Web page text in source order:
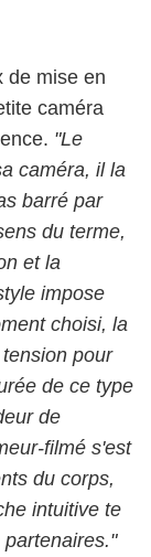
de mise en
caméra
"Le
caméra, il la
barré par
du terme,
et la
impose
choisi, la
pour
de ce type
de
filmé s'est
du corps,
intuitive te